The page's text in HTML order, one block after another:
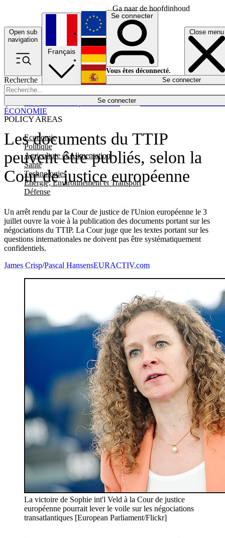
Ga naar de hoofdinhoud
Open sub
navigation
Close menu
Recherche
Se connecter
POLICY AREAS
Economie
Politique
Agriculture et Alimentation
Santé
Technologies
Energie, Environnement et Transport
Défense
Économie
Français
English
Deutsch
Español
Se connecter
Vous êtes déconnecté.
Se connecter
Les documents du TTIP
peuvent être publiés, selon la
Cour de justice européenne
Un arrêt rendu par la Cour de justice de l'Union européenne le 3
juillet ouvre la voie à la publication des documents portant sur les
négociations du TTIP. La Cour juge que les textes portant sur les
questions internationales ne doivent pas être systématiquement
confidentiels.
ÉCONOMIE
James Crisp/Pascal HansensEURACTIV.com
La victoire de Sophie int'l Veld à la Cour de justice
européenne pourrait lever le voile sur les négociations
transatlantiques [European Parliament/Flickr]